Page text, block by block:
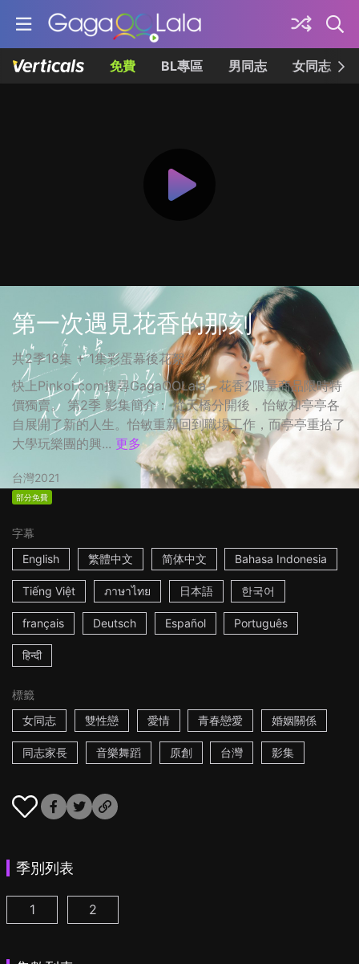
免費 BL專區 男同志 女同志
第一次遇見花香的那刻
共2季18集 + 1集彩蛋幕後花絮
快上Pinkoi.com搜尋GagaOOLala，花香2限量商品限時特
價獨賣。 第2季 影集簡介： 從天橋分開後，怡敏和亭亭各
自展開了新的人生。怡敏重新回到職場工作，而亭亭重拾了
大學玩樂團的興... 更多
台灣2021
部分免費
字幕
English
繁體中文 简体中文 Bahasa Indonesia
Tiếng Việt ภาษาไทย 日本語 한국어
français Deutsch Español Português
हिन्दी
標籤
女同志
雙性戀 愛情 青春戀愛 婚姻關係
同志家長 音樂舞蹈 原創 台灣 影集
季別列表
第一次遇見花香的那刻 第1季 第1集
1 第一次遇見花香的那刻 第2季 第1集
2